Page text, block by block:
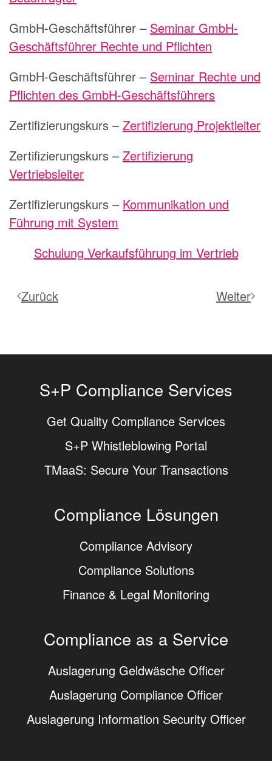
GmbH-Geschäftsführer – Seminar GmbH-
Geschäftsführer Rechte und Pflichten
GmbH-Geschäftsführer – Seminar Rechte und
Pflichten des GmbH-Geschäftsführers
Zertifizierungskurs – Zertifizierung Projektleiter
Zertifizierungskurs – Zertifizierung
Vertriebsleiter
Zertifizierungskurs – Kommunikation und
Führung mit System
Schulung Verkaufsführung im Vertrieb
Zurück Weiter
S+P Compliance Services
Get Quality Compliance Services
S+P Whistleblowing Portal
TMaaS: Secure Your Transactions
Compliance Lösungen
Compliance Advisory
Compliance Solutions
Finance & Legal Monitoring
Compliance as a Service
Auslagerung Geldwäsche Officer
Auslagerung Compliance Officer
Auslagerung Information Security Officer